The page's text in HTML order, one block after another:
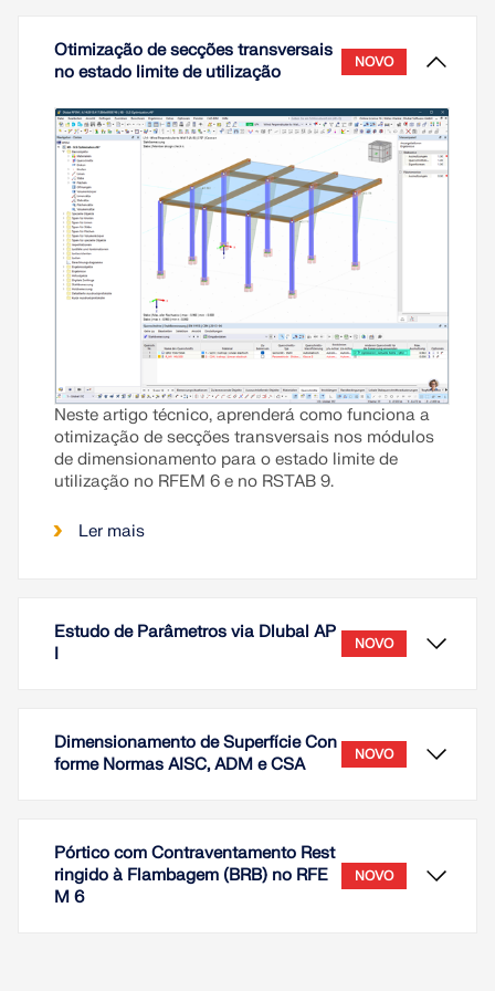
Otimização de secções transversais
no estado limite de utilização
NOVO
Neste artigo técnico, aprenderá como funciona a
otimização de secções transversais nos módulos
de dimensionamento para o estado limite de
utilização no RFEM 6 e no RSTAB 9.
Ler mais
Estudo de Parâmetros via Dlubal AP
I
NOVO
Dimensionamento de Superfície Con
forme Normas AISC, ADM e CSA
NOVO
Pórtico com Contraventamento Rest
ringido à Flambagem (BRB) no RFE
M 6
NOVO